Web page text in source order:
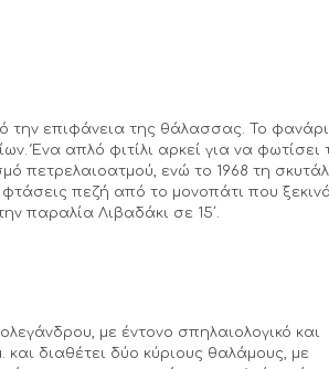
την επιφάνεια της θάλασσας. Το
Ένα απλό φιτίλι αρκεί για να φωτίσει
πετρελαιοατμού, ενώ το 1968 τη
πεζή από το μονοπάτι που
παραλία Λιβαδάκι σε 15΄.
με έντονο σπηλαιολογικό και
διαθέτει δύο κύριους θαλάμους, με